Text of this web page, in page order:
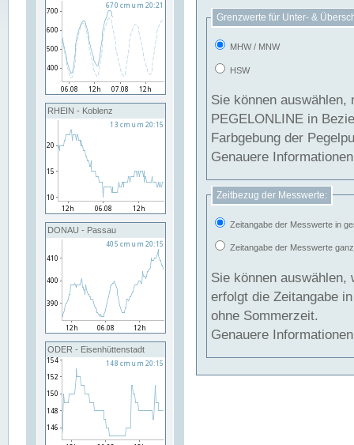
RHEIN - Koblenz
DONAU - Passau
ODER - Eisenhüttenstadt
Grenzwerte für Unter- &
MHW / MNW
HSW
Sie können
PEGELONLINE in Beziehung
Farbgebung der
Genauere
Zeitbezug der Messwerte:
Zeitangabe der Messwerte in
Zeitangabe der Messwerte
Sie können auswählen,
erfolgt die Zeitangabe
ohne Sommerzeit.
Genauere